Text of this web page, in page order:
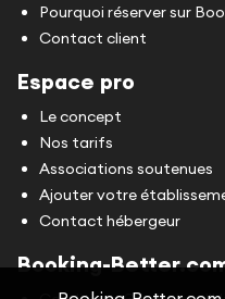
Pourquoi réserver sur
Contact client
Espace pro
Le concept
Nos tarifs
Associations soutenues
Ajouter votre
Contact hébergeur
Booking-